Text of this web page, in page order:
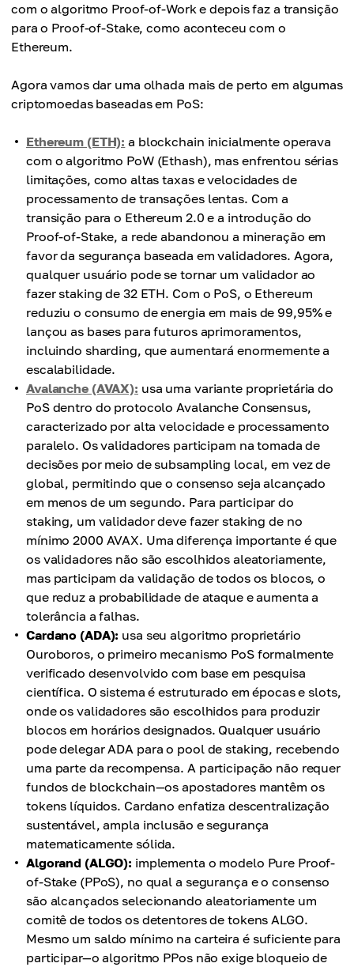
com o algoritmo Proof-of-Work e depois faz a transição
para o Proof-of-Stake, como aconteceu com o
Ethereum.
Agora vamos dar uma olhada mais de perto em algumas
criptomoedas baseadas em PoS:
Ethereum (ETH): a blockchain inicialmente operava
com o algoritmo PoW (Ethash), mas enfrentou sérias
limitações, como altas taxas e velocidades de
processamento de transações lentas. Com a
transição para o Ethereum 2.0 e a introdução do
Proof-of-Stake, a rede abandonou a mineração em
favor da segurança baseada em validadores. Agora,
qualquer usuário pode se tornar um validador ao
fazer staking de 32 ETH. Com o PoS, o Ethereum
reduziu o consumo de energia em mais de 99,95% e
lançou as bases para futuros aprimoramentos,
incluindo sharding, que aumentará enormemente a
escalabilidade.
Avalanche (AVAX): usa uma variante proprietária do
PoS dentro do protocolo Avalanche Consensus,
caracterizado por alta velocidade e processamento
paralelo. Os validadores participam na tomada de
decisões por meio de subsampling local, em vez de
global, permitindo que o consenso seja alcançado
em menos de um segundo. Para participar do
staking, um validador deve fazer staking de no
mínimo 2000 AVAX. Uma diferença importante é que
os validadores não são escolhidos aleatoriamente,
mas participam da validação de todos os blocos, o
que reduz a probabilidade de ataque e aumenta a
tolerância a falhas.
Cardano (ADA): usa seu algoritmo proprietário
Ouroboros, o primeiro mecanismo PoS formalmente
verificado desenvolvido com base em pesquisa
científica. O sistema é estruturado em épocas e slots,
onde os validadores são escolhidos para produzir
blocos em horários designados. Qualquer usuário
pode delegar ADA para o pool de staking, recebendo
uma parte da recompensa. A participação não requer
fundos de blockchain—os apostadores mantêm os
tokens líquidos. Cardano enfatiza descentralização
sustentável, ampla inclusão e segurança
matematicamente sólida.
Algorand (ALGO): implementa o modelo Pure Proof-
of-Stake (PPoS), no qual a segurança e o consenso
são alcançados selecionando aleatoriamente um
comitê de todos os detentores de tokens ALGO.
Mesmo um saldo mínimo na carteira é suficiente para
participar—o algoritmo PPos não exige bloqueio de